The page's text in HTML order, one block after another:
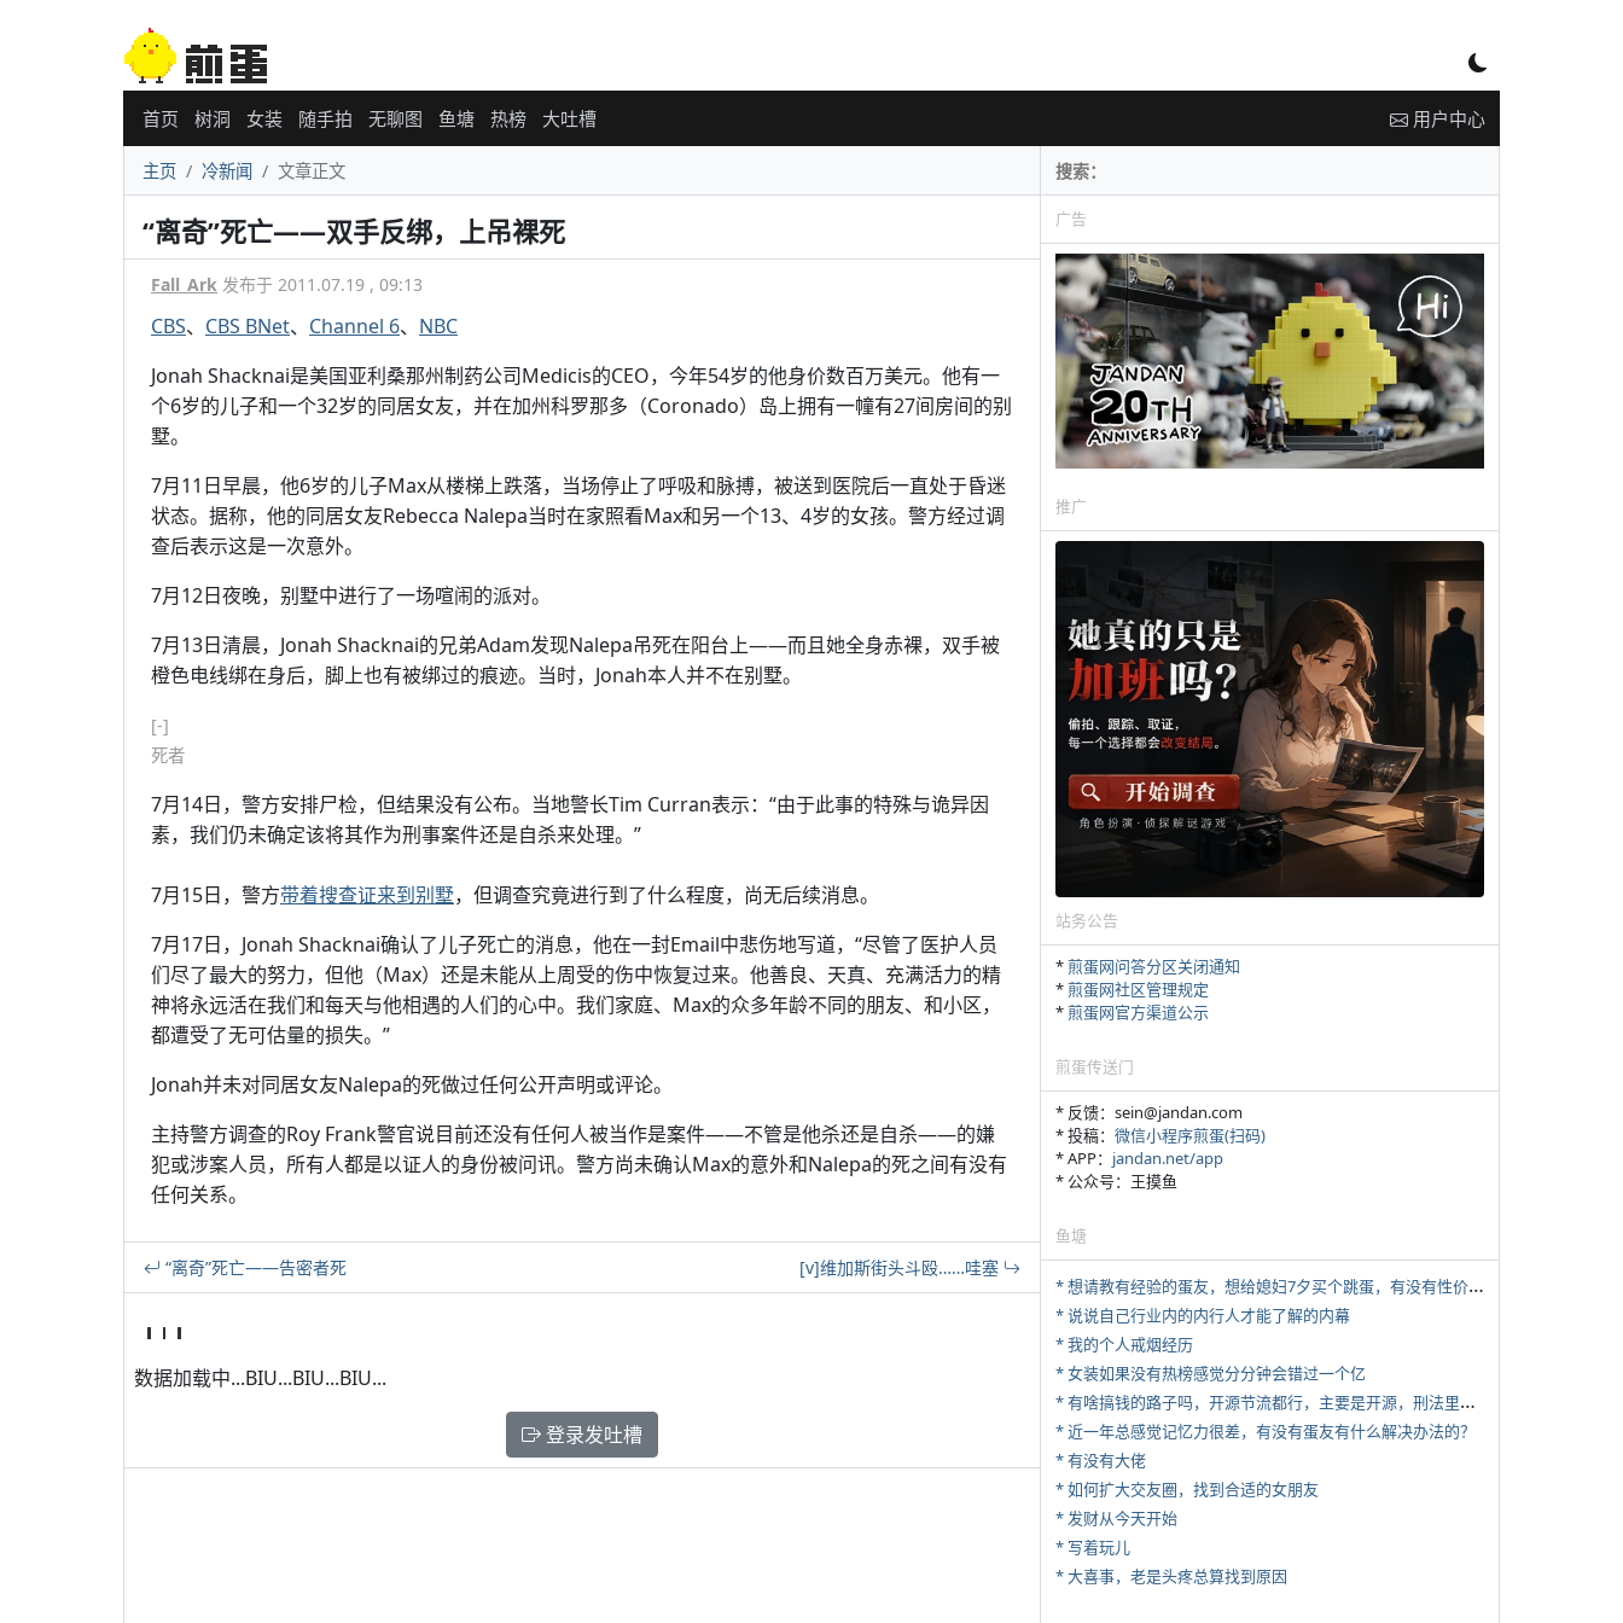
首页 树洞 女装 随手拍 无聊图 鱼塘 热榜 大吐槽 用户中心
主页 冷新闻 文章正文
“离奇”死亡——双手反绑，上吊裸死
Fall_Ark 发布于 2011.07.19 , 09:13
CBS、 CBS BNet、 Channel 6、 NBC
Jonah Shacknai是美国亚利桑那州制药公司Medicis的CEO，今年54岁的他身价数百万美元。他有一
个6岁的儿子和一个32岁的同居女友，并在加州科罗那多（Coronado）岛上拥有一幢有27间房间的别
墅。
7月11日早晨，他6岁的儿子Max从楼梯上跌落，当场停止了呼吸和脉搏，被送到医院后一直处于昏迷
状态。据称，他的同居女友Rebecca Nalepa当时在家照看Max和另一个13、4岁的女孩。警方经过调
查后表示这是一次意外。
7月12日夜晚，别墅中进行了一场喧闹的派对。
7月13日清晨，Jonah Shacknai的兄弟Adam发现Nalepa吊死在阳台上——而且她全身赤裸，双手被
橙色电线绑在身后，脚上也有被绑过的痕迹。当时，Jonah本人并不在别墅。
[-]
死者
7月14日，警方安排尸检，但结果没有公布。当地警长Tim Curran表示：“由于此事的特殊与诡异因
素，我们仍未确定该将其作为刑事案件还是自杀来处理。”
7月15日，警方带着搜查证来到别墅，但调查究竟进行到了什么程度，尚无后续消息。
7月17日，Jonah Shacknai确认了儿子死亡的消息，他在一封Email中悲伤地写道，“尽管了医护人员
们尽了最大的努力，但他（Max）还是未能从上周受的伤中恢复过来。他善良、天真、充满活力的精
神将永远活在我们和每天与他相遇的人们的心中。我们家庭、Max的众多年龄不同的朋友、和小区，
都遭受了无可估量的损失。”
Jonah并未对同居女友Nalepa的死做过任何公开声明或评论。
主持警方调查的Roy Frank警官说目前还没有任何人被当作是案件——不管是他杀还是自杀——的嫌
犯或涉案人员，所有人都是以证人的身份被问讯。警方尚未确认Max的意外和Nalepa的死之间有没有
任何关系。
“离奇”死亡——告密者死 [v]维加斯街头斗殴……哇塞
数据加载中...BIU...BIU...BIU...
登录发吐槽
广告
推广
站务公告
*煎蛋网问答分区关闭通知
*煎蛋网社区管理规定
*煎蛋网官方渠道公示
煎蛋传送门
* 反馈：sein@jandan.com
* 投稿： 微信小程序煎蛋(扫码)
* APP： jandan.net/app
* 公众号：王摸鱼
鱼塘
*
想请教有经验的蛋友，想给媳妇7夕买个跳蛋，有没有性价比高的推荐
* 说说自己行业内的内行人才能了解的内幕
* 我的个人戒烟经历
* 女装如果没有热榜感觉分分钟会错过一个亿
*
有啥搞钱的路子吗，开源节流都行，主要是开源，刑法里的咱不做
* 近一年总感觉记忆力很差，有没有蛋友有什么解决办法的？
* 有没有大佬
* 如何扩大交友圈，找到合适的女朋友
* 发财从今天开始
* 写着玩儿
* 大喜事，老是头疼总算找到原因